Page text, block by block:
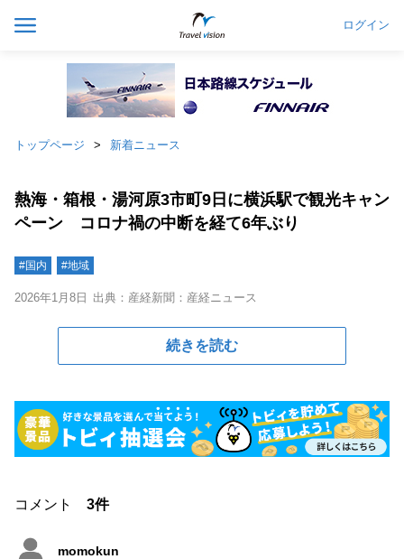
ログイン
トップページ 新着ニュース
熱海・箱根・湯河原3市町9日に横浜駅で観光キャン
ペーン コロナ禍の中断を経て6年ぶり
#国内 #地域
2026年1月8日 出典：産経新聞：産経ニュース
続きを読む
コメント 3件
momokun